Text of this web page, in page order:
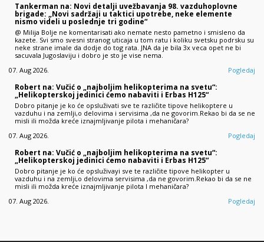
Tankerman na: Novi detalji uvežbavanja 98. vazduhoplovne
brigade: „Novi sadržaji u taktici upotrebe, neke elemente
nismo videli u poslednje tri godine“
@ Milija Bolje ne komentarisati ako nemate nesto pametno i smisleno da
kazete. Svi smo svesni stranog uticaja u tom ratu i koliku svetsku podrsku su
neke strane imale da dodje do tog rata. JNA da je bila 3x veca opet ne bi
sacuvala Jugoslaviju i dobro je sto je vise nema.
07. Aug 2026.
Pogledaj
Robert na: Vučić o „najboljim helikopterima na svetu“:
„Helikopterskoj jedinici ćemo nabaviti i Erbas H125“
Dobro pitanje je ko će opsluživati sve te različite tipove helikoptere u
vazduhu i na zemlji,o delovima i servisima ,da ne govorim.Rekao bi da se ne
misli ili možda kreće iznajmljivanje pilota i mehaničara?
07. Aug 2026.
Pogledaj
Robert na: Vučić o „najboljim helikopterima na svetu“:
„Helikopterskoj jedinici ćemo nabaviti i Erbas H125“
Dobro pitanje je ko će opsluživayi sve te različite tipove helikopter u
vazduhu i na zemlji,o delovima servisima ,da ne govorim.Rekao bi da se ne
misli ili možda kreće iznajmljivanje pilota I mehaničara?
07. Aug 2026.
Pogledaj